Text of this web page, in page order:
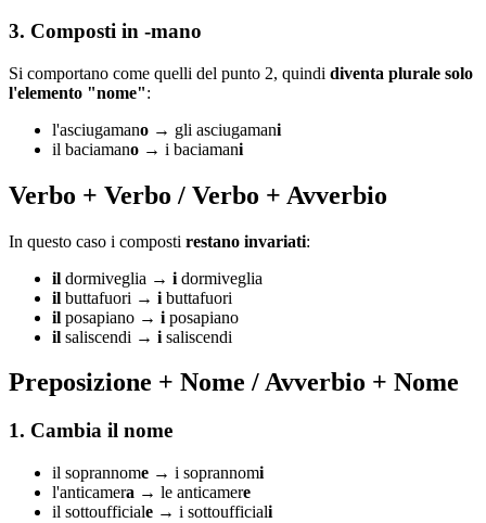
3. Composti in -mano
Si comportano come quelli del punto 2, quindi diventa plurale solo
l'elemento "nome":
l'asciugamano → gli asciugamani
il baciamano → i baciamani
Verbo + Verbo / Verbo + Avverbio
In questo caso i composti restano invariati:
il dormiveglia → i dormiveglia
il buttafuori → i buttafuori
il posapiano → i posapiano
il saliscendi → i saliscendi
Preposizione + Nome / Avverbio + Nome
1. Cambia il nome
il soprannome → i soprannomi
l'anticamera → le anticamere
il sottoufficiale → i sottoufficiali